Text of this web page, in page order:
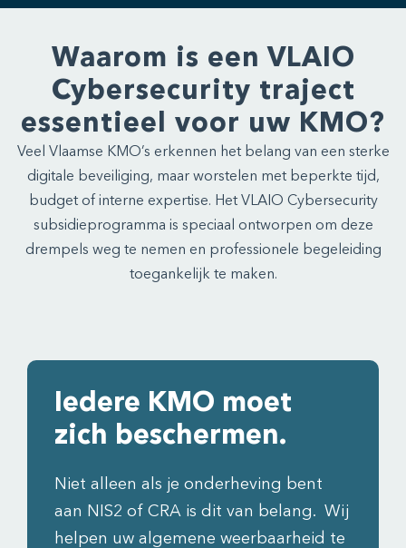
Waarom is een VLAIO
Cybersecurity traject
essentieel voor uw KMO?
Veel Vlaamse KMO’s erkennen het belang van een sterke
digitale beveiliging, maar worstelen met beperkte tijd,
budget of interne expertise. Het VLAIO Cybersecurity
subsidieprogramma is speciaal ontworpen om deze
drempels weg te nemen en professionele begeleiding
toegankelijk te maken.
Iedere KMO moet
zich beschermen.
Niet alleen als je onderheving bent
aan NIS2 of CRA is dit van belang. Wij
helpen uw algemene weerbaarheid te